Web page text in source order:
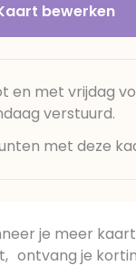
bewerken
en met vrijdag
verstuurd.
met deze
je meer
ontvang je